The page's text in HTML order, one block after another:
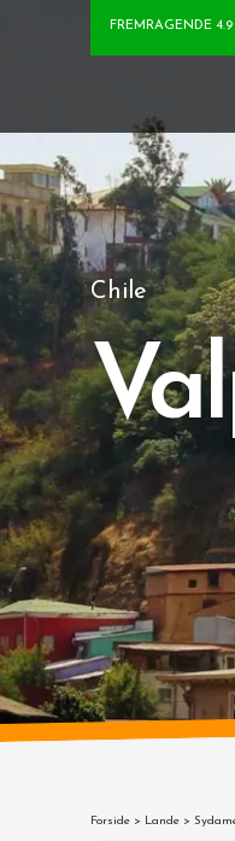
FREMRAGENDE
Chile
Forside > Lande >